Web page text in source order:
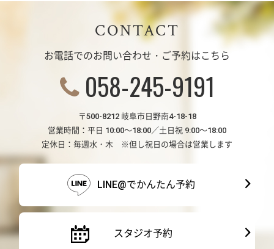
CONTACT
お電話でのお問い合わせ・ご予約はこちら
058-245-9191
〒500-8212 岐阜市日野南4-18-18
営業時間：平日 10:00～18:00／土日祝 9:00～18:00
定休日：毎週水・木 ※但し祝日の場合は営業します
LINE@でかんたん予約
スタジオ予約